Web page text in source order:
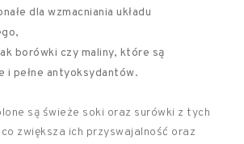
dla wzmacniania układu
borówki czy maliny, które są
i pełne antyoksydantów.
są świeże soki oraz surówki z tych
zwiększa ich przyswajalność oraz